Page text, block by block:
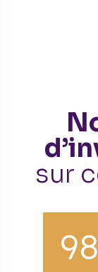
sur